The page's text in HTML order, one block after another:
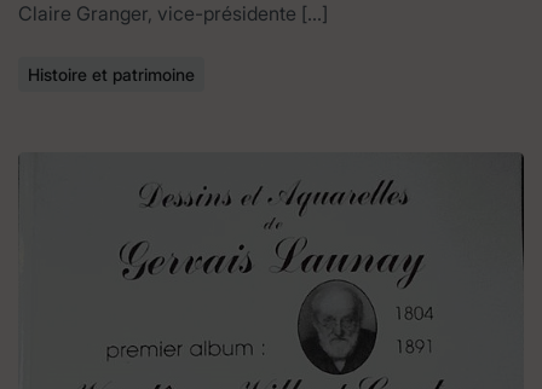
Claire Granger, vice-présidente […]
Histoire et patrimoine